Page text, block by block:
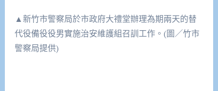
▲新竹市警察局於市政府大禮堂辦理為期兩天的替
代役備役役男實施治安維護組召訓工作。(圖／竹市
警察局提供)